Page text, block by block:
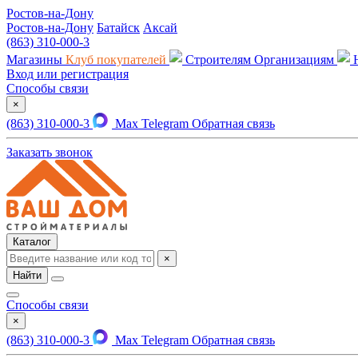
Ростов-на-Дону
Ростов-на-Дону Батайск Аксай
(863) 310-000-3
Магазины Клуб покупателей Строителям Организациям
Вход или регистрация
Способы связи
×
(863) 310-000-3 Max Telegram Обратная связь
Заказать звонок
Каталог
×
Найти
Способы связи
×
(863) 310-000-3 Max Telegram Обратная связь